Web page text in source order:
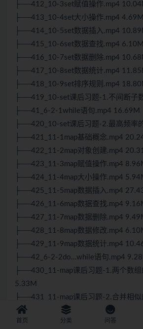
├──412_10-3set赋值操作.mp4
├──413_10-4set大小操作.mp4 4.69M
├──414_10-5set数据插入.mp4
├──415_10-6set数据查找.mp4 6.10M
├──416_10-7set数据删除.mp4
├──417_10-8set数据统计.mp4
├──418_10-9set排序规则.mp4
├──419_10-set课后习题-1.不间断子
├──41_6-2-1while语句.mp4 16.69M
├──420_10-set课后习题-2.最高频率
├──421_11-1map基础概念.mp4
├──422_11-2map对象创建.mp4
├──423_11-3map赋值操作.mp4
├──424_11-4map大小操作.mp4
├──425_11-5map数据插入.mp4
├──426_11-6map数据查找.mp4
├──427_11-7map数据删除.mp4
├──428_11-8map数据修改.mp4
├──429_11-9map数据统计.mp4
├──42_6-2-2do…while语句.mp4
├──430_11-map课后习题-1.两个数组
5.33M
├──431_11-map课后习题-2.合并相
├──432_12-1priority_queue基础概念
├──433_12-2priority_queue对象创建
首页 分类 问答